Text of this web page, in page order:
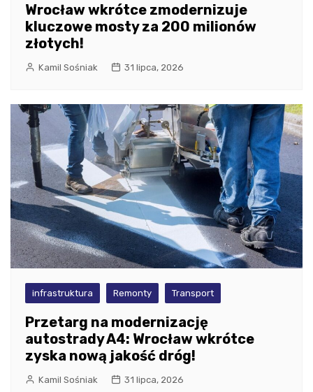
Wrocław wkrótce zmodernizuje
kluczowe mosty za 200 milionów
złotych!
Kamil Sośniak 31 lipca, 2026
infrastruktura Remonty Transport
Przetarg na modernizację
autostrady A4: Wrocław wkrótce
zyska nową jakość dróg!
Kamil Sośniak 31 lipca, 2026